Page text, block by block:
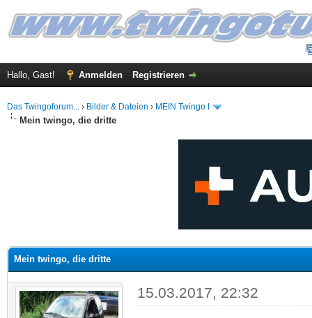
Hallo, Gast! Anmelden Registrieren
Das Twingoforum... › Bilder & Dateien › MEIN Twingo I
Mein twingo, die dritte
Mein twingo, die dritte
15.03.2017, 22:32